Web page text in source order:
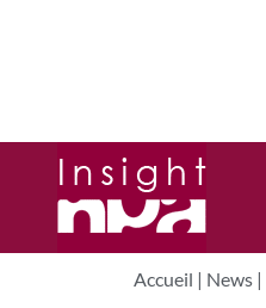
Accueil | News |